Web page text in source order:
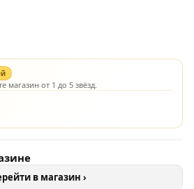
от 1 до 5 звёзд.
в магазин ›